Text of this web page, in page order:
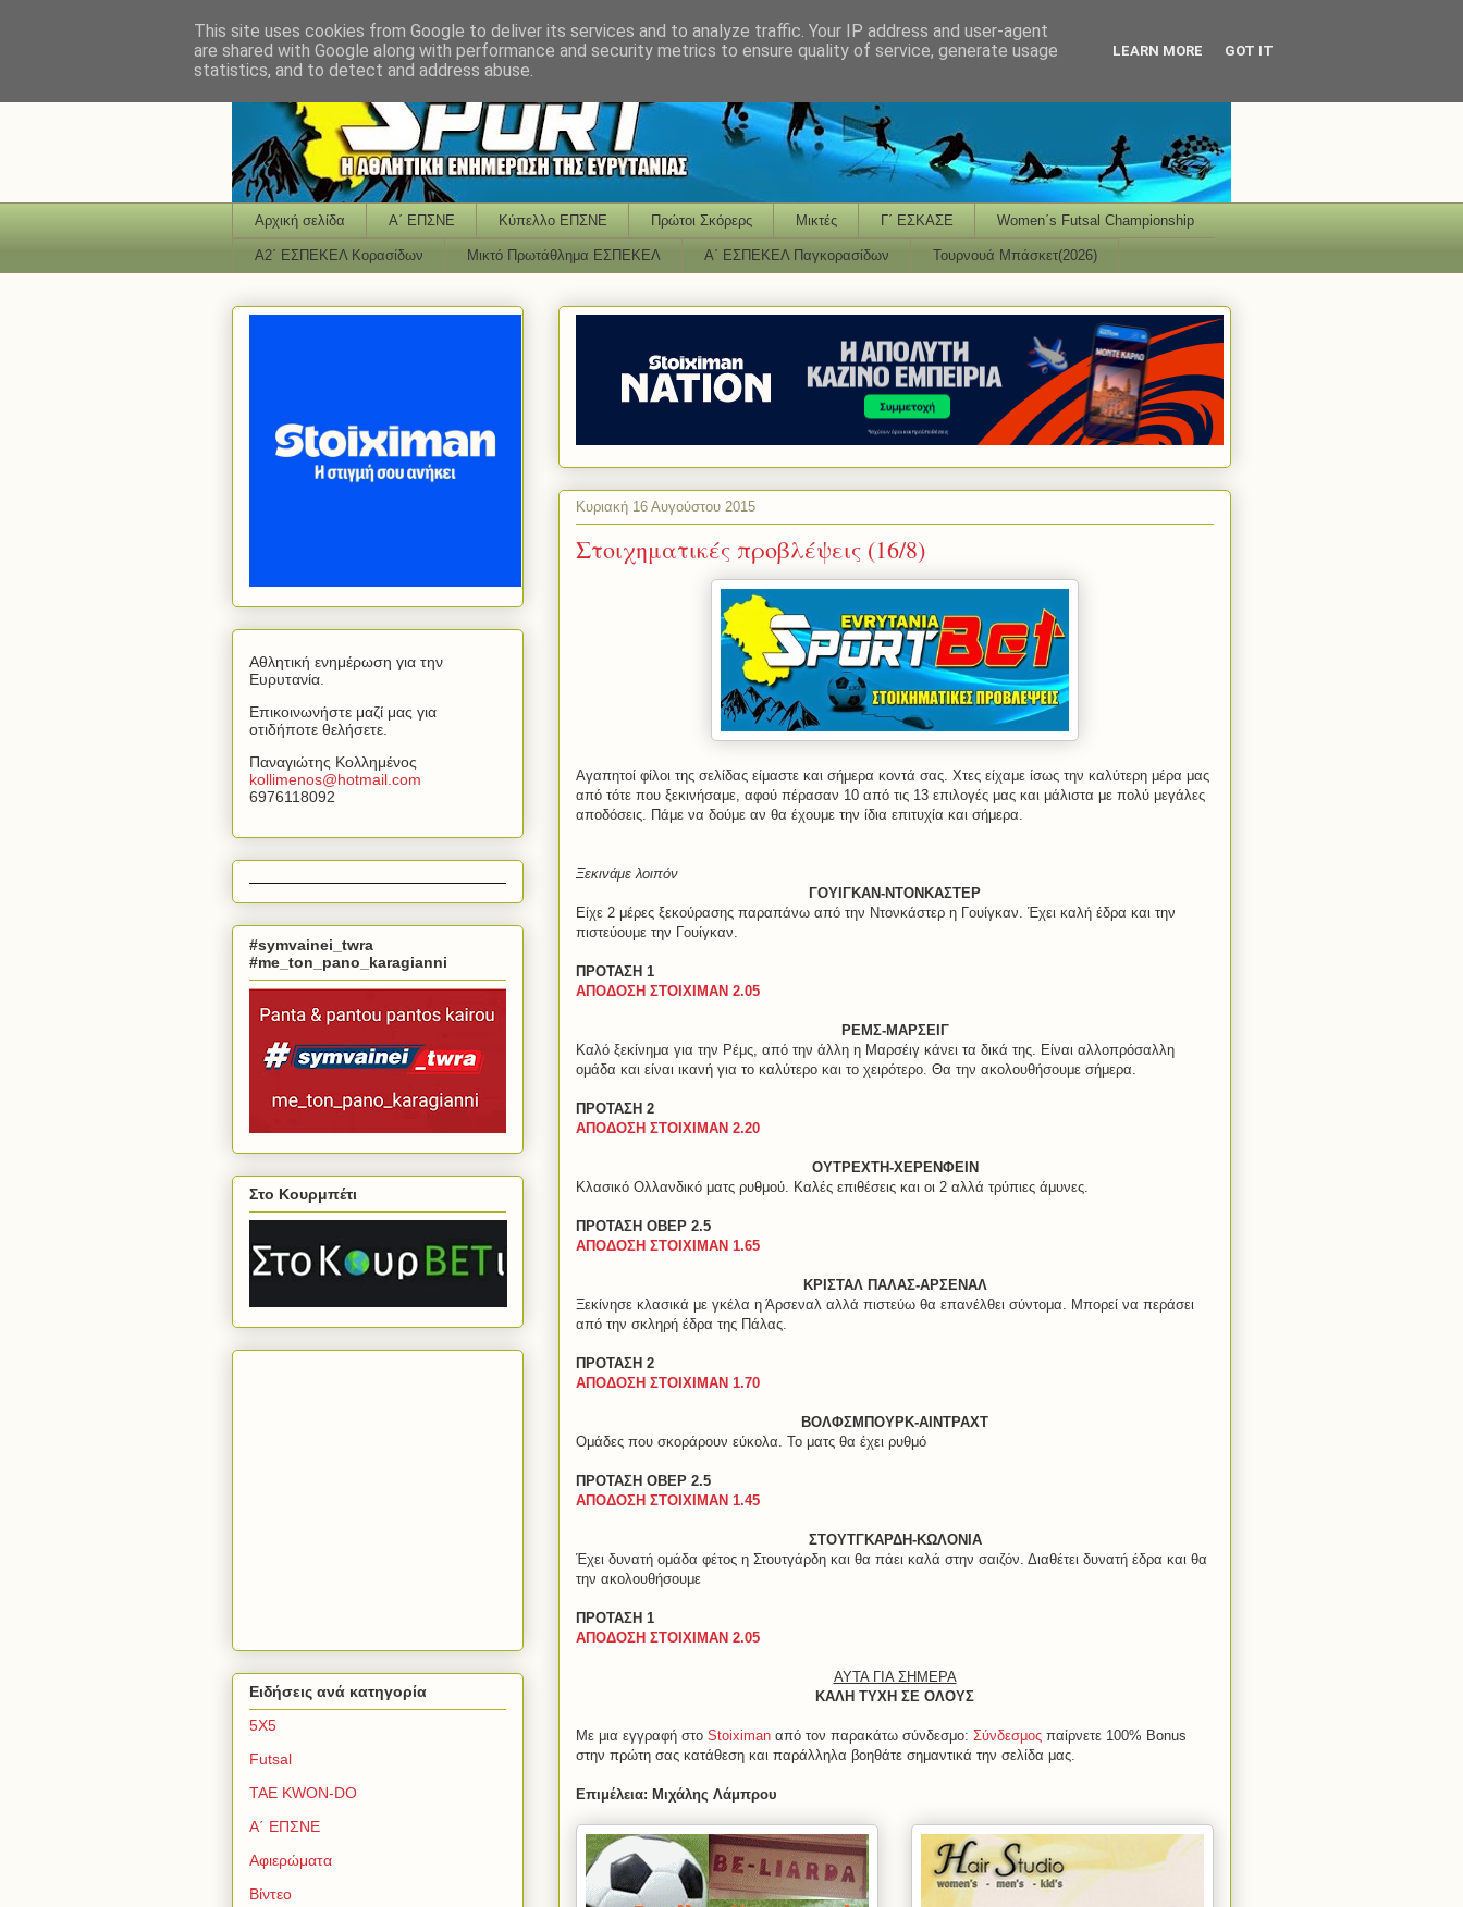
Αρχική σελίδα Α΄ ΕΠΣΝΕ Κύπελλο ΕΠΣΝΕ Πρώτοι Σκόρερς Μικτές Γ΄ ΕΣΚΑΣΕ Women΄s Futsal Championship
Α2΄ ΕΣΠΕΚΕΛ Κορασίδων Μικτό Πρωτάθλημα ΕΣΠΕΚΕΛ Α΄ ΕΣΠΕΚΕΛ Παγκορασίδων Τουρνουά Μπάσκετ(2026)
Κυριακή 16 Αυγούστου 2015
Στοιχηματικές προβλέψεις (16/8)
Αγαπητοί φίλοι της σελίδας είμαστε και σήμερα κοντά σας. Χτες είχαμε ίσως την καλύτερη μέρα μας
από τότε που ξεκινήσαμε, αφού πέρασαν 10 από τις 13 επιλογές μας και μάλιστα με πολύ μεγάλες
αποδόσεις. Πάμε να δούμε αν θα έχουμε την ίδια επιτυχία και σήμερα.
Ξεκινάμε λοιπόν
ΓΟΥΙΓΚΑΝ-ΝΤΟΝΚΑΣΤΕΡ
Είχε 2 μέρες ξεκούρασης παραπάνω από την Ντονκάστερ η Γουίγκαν. Έχει καλή έδρα και την
πιστεύουμε την Γουίγκαν.
ΠΡΟΤΑΣΗ 1
ΑΠΟΔΟΣΗ ΣΤΟΙΧΙΜΑΝ 2.05
ΡΕΜΣ-ΜΑΡΣΕΙΓ
Καλό ξεκίνημα για την Ρέμς, από την άλλη η Μαρσέιγ κάνει τα δικά της. Είναι αλλοπρόσαλλη
ομάδα και είναι ικανή για το καλύτερο και το χειρότερο. Θα την ακολουθήσουμε σήμερα.
ΠΡΟΤΑΣΗ 2
ΑΠΟΔΟΣΗ ΣΤΟΙΧΙΜΑΝ 2.20
ΟΥΤΡΕΧΤΗ-ΧΕΡΕΝΦΕΙΝ
Κλασικό Ολλανδικό ματς ρυθμού. Καλές επιθέσεις και οι 2 αλλά τρύπιες άμυνες.
ΠΡΟΤΑΣΗ ΟΒΕΡ 2.5
ΑΠΟΔΟΣΗ ΣΤΟΙΧΙΜΑΝ 1.65
ΚΡΙΣΤΑΛ ΠΑΛΑΣ-ΑΡΣΕΝΑΛ
Ξεκίνησε κλασικά με γκέλα η Άρσεναλ αλλά πιστεύω θα επανέλθει σύντομα. Μπορεί να περάσει
από την σκληρή έδρα της Πάλας.
ΠΡΟΤΑΣΗ 2
ΑΠΟΔΟΣΗ ΣΤΟΙΧΙΜΑΝ 1.70
ΒΟΛΦΣΜΠΟΥΡΚ-ΑΙΝΤΡΑΧΤ
Ομάδες που σκοράρουν εύκολα. Το ματς θα έχει ρυθμό
ΠΡΟΤΑΣΗ ΟΒΕΡ 2.5
ΑΠΟΔΟΣΗ ΣΤΟΙΧΙΜΑΝ 1.45
ΣΤΟΥΤΓΚΑΡΔΗ-ΚΩΛΟΝΙΑ
Έχει δυνατή ομάδα φέτος η Στουτγάρδη και θα πάει καλά στην σαιζόν. Διαθέτει δυνατή έδρα και θα
την ακολουθήσουμε
ΠΡΟΤΑΣΗ 1
ΑΠΟΔΟΣΗ ΣΤΟΙΧΙΜΑΝ 2.05
ΑΥΤΑ ΓΙΑ ΣΗΜΕΡΑ
ΚΑΛΗ ΤΥΧΗ ΣΕ ΟΛΟΥΣ
Με μια εγγραφή στο Stoiximan από τον παρακάτω σύνδεσμο: Σύνδεσμος παίρνετε 100% Bonus
στην πρώτη σας κατάθεση και παράλληλα βοηθάτε σημαντικά την σελίδα μας.
Επιμέλεια: Μιχάλης Λάμπρου
Αθλητική ενημέρωση για την
Ευρυτανία.
Επικοινωνήστε μαζί μας για
οτιδήποτε θελήσετε.
Παναγιώτης Κολλημένος
kollimenos@hotmail com
6976118092
#symvainei_twra
#me_ton_pano_karagianni
Στο Κουρμπέτι
Ειδήσεις ανά κατηγορία
5Χ5
Futsal
TAE KWON-DO
Α΄ ΕΠΣΝΕ
Αφιερώματα
Βίντεο
This site uses cookies from Google to deliver its services and to analyze traffic. Your IP address and user-agent
are shared with Google along with performance and security metrics to ensure quality of service, generate usage
statistics, and to detect and address abuse.
LEARN MORE GOT IT